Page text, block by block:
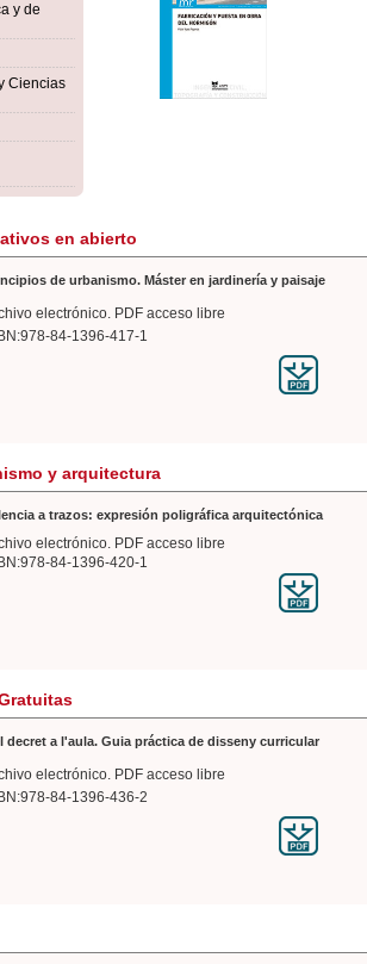
y de
Ciencias
en abierto
de urbanismo. Máster en jardinería y paisaje
electrónico. PDF acceso libre
84-1396-417-1
y arquitectura
a trazos: expresión poligráfica arquitectónica
electrónico. PDF acceso libre
84-1396-420-1
decret a l'aula. Guia práctica de disseny curricular
electrónico. PDF acceso libre
84-1396-436-2